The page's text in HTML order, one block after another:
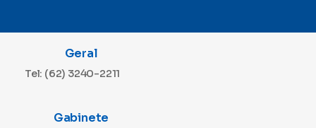
Geral
Tel: (62) 3240-2211
Gabinete